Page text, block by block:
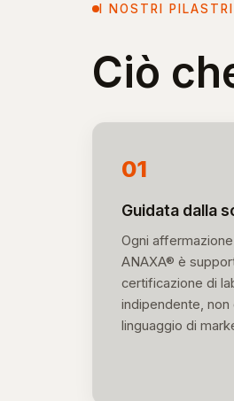
I NOSTRI PILASTRI
Ciò
01
Guidata dalla
Ogni
ANAXA® è
certificazione di
indipendente, non
linguaggio di